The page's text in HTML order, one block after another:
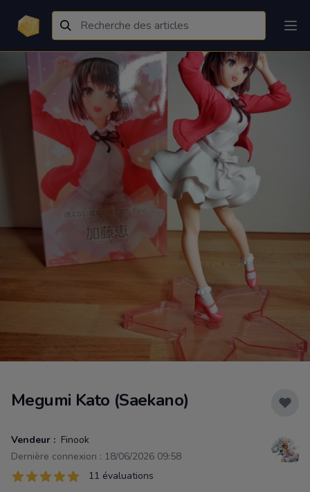
Megumi Kato (Saekano)
Vendeur : Finook
Dernière connexion : 18/06/2026 09:58
Évaluations
11 sur 5 étoiles 11 évaluations